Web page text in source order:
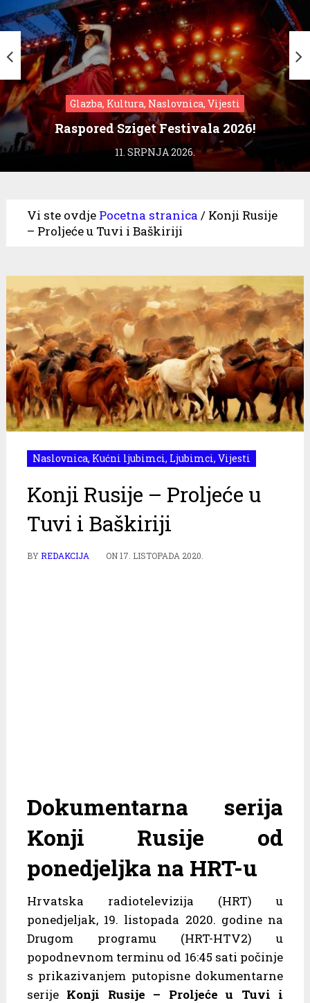
Glazba, Kultura, Naslovnica, Vijesti
Raspored Sziget Festivala 2026!
11. SRPNJA 2026.
Vi ste ovdje Pocetna stranica / Konji Rusije
– Proljeće u Tuvi i Baškiriji
Naslovnica, Kućni ljubimci, Ljubimci, Vijesti
Konji Rusije – Proljeće u
Tuvi i Baškiriji
BYREDAKCIJA ON17. LISTOPADA 2020.
Dokumentarna serija
Konji Rusije od
ponedjeljka na HRT-u
Hrvatska radiotelevizija (HRT) u
ponedjeljak, 19. listopada 2020. godine na
Drugom programu (HRT-HTV2) u
popodnevnom terminu od 16:45 sati počinje
s prikazivanjem putopisne dokumentarne
serije Konji Rusije – Proljeće u Tuvi i